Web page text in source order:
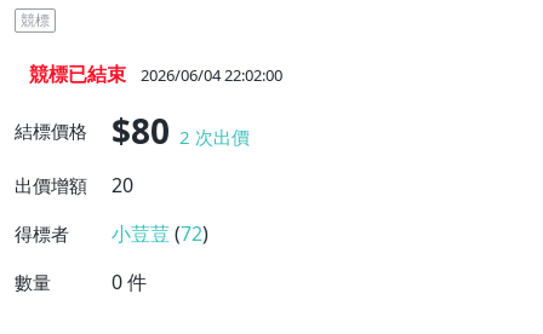
競標
競標已結束 2026/06/04 22:02:00
結標價格 $80 2 次出價
出價增額
20
得標者 小荳荳(72)
數量 0件